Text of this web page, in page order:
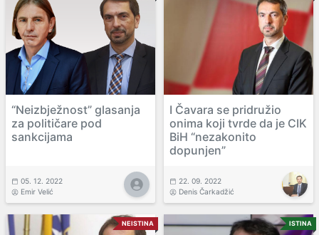
“Neizbježnost” glasanja
za političare pod
sankcijama
05. 12. 2022
Emir Velić
I Čavara se pridružio
onima koji tvrde da je CIK
BiH “nezakonito
dopunjen”
22. 09. 2022
Denis Čarkadžić
NEISTINA ISTINA